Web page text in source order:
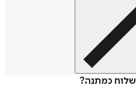
כמתנה?